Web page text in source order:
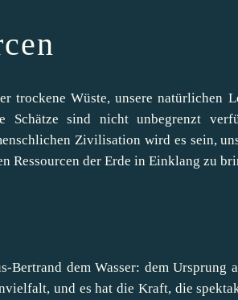
trockene Wüste, unsere natürlichen
Schätze sind nicht unbegrenzt
Zivilisation wird es sein,
Ressourcen der Erde in Einklang zu
Bertrand dem Wasser: dem Ursprung
und es hat die Kraft, die